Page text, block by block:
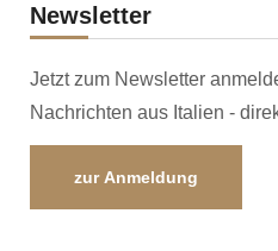
Newsletter
Jetzt zum Newsletter
Nachrichten aus Italien -
zur Anmeldung